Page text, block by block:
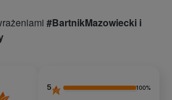
#BartnikMazowiecki i
5 100%